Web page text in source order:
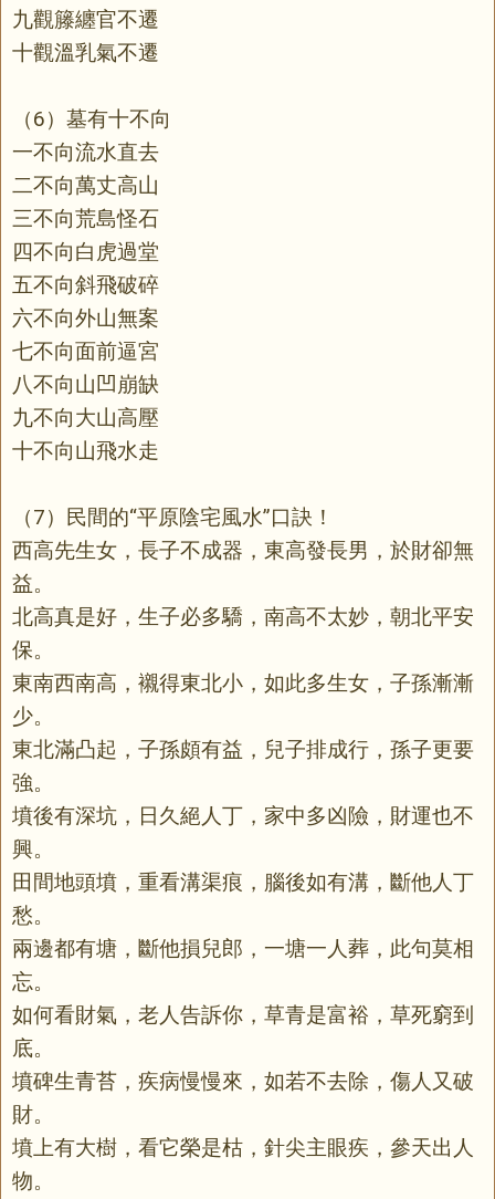
九觀籐纏官不遷
十觀溫乳氣不遷
（6）墓有十不向
一不向流水直去
二不向萬丈高山
三不向荒島怪石
四不向白虎過堂
五不向斜飛破碎
六不向外山無案
七不向面前逼宮
八不向山凹崩缺
九不向大山高壓
十不向山飛水走
（7）民間的“平原陰宅風水”口訣！
西高先生女，長子不成器，東高發長男，於財卻無
益。
北高真是好，生子必多驕，南高不太妙，朝北平安
保。
東南西南高，襯得東北小，如此多生女，子孫漸漸
少。
東北滿凸起，子孫頗有益，兒子排成行，孫子更要
強。
墳後有深坑，日久絕人丁，家中多凶險，財運也不
興。
田間地頭墳，重看溝渠痕，腦後如有溝，斷他人丁
愁。
兩邊都有塘，斷他損兒郎，一塘一人葬，此句莫相
忘。
如何看財氣，老人告訴你，草青是富裕，草死窮到
底。
墳碑生青苔，疾病慢慢來，如若不去除，傷人又破
財。
墳上有大樹，看它榮是枯，針尖主眼疾，參天出人
物。